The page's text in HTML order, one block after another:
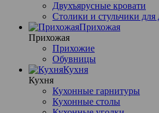
Двухъярусные кровати
Столики и стульчики для
Прихожая
Прихожая
Прихожие
Обувницы
Кухня
Кухня
Кухонные гарнитуры
Кухонные столы